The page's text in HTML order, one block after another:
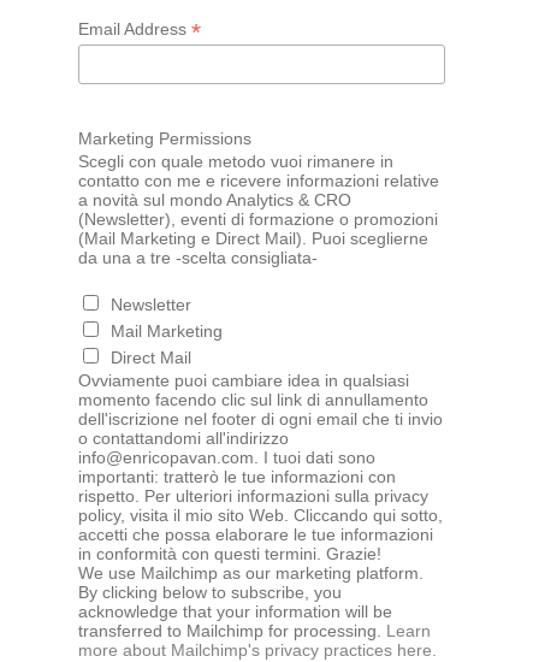
Email Address *
Marketing Permissions
Scegli con quale metodo vuoi rimanere in
contatto con me e ricevere informazioni relative
a novità sul mondo Analytics & CRO
(Newsletter), eventi di formazione o promozioni
(Mail Marketing e Direct Mail). Puoi sceglierne
da una a tre -scelta consigliata-
Newsletter
Mail Marketing
Direct Mail
Ovviamente puoi cambiare idea in qualsiasi
momento facendo clic sul link di annullamento
dell'iscrizione nel footer di ogni email che ti invio
o contattandomi all'indirizzo
info@enricopavan.com. I tuoi dati sono
importanti: tratterò le tue informazioni con
rispetto. Per ulteriori informazioni sulla privacy
policy, visita il mio sito Web. Cliccando qui sotto,
accetti che possa elaborare le tue informazioni
in conformità con questi termini. Grazie!
We use Mailchimp as our marketing platform.
By clicking below to subscribe, you
acknowledge that your information will be
transferred to Mailchimp for processing. Learn
more about Mailchimp's privacy practices here.